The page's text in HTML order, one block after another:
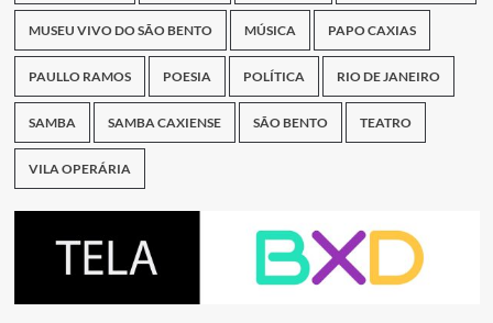
MUSEU VIVO DO SÃO BENTO MÚSICA PAPO CAXIAS
PAULLO RAMOS POESIA POLÍTICA RIO DE JANEIRO
SAMBA SAMBA CAXIENSE SÃO BENTO TEATRO
VILA OPERÁRIA